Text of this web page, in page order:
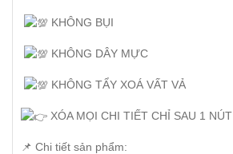
KHÔNG BỤI
KHÔNG DÂY MỰC
KHÔNG TẨY XOÁ VẤT VẢ
XÓA MỌI CHI TIẾT CHỈ SAU 1 NÚT
📌 Chi tiết sản phẩm: